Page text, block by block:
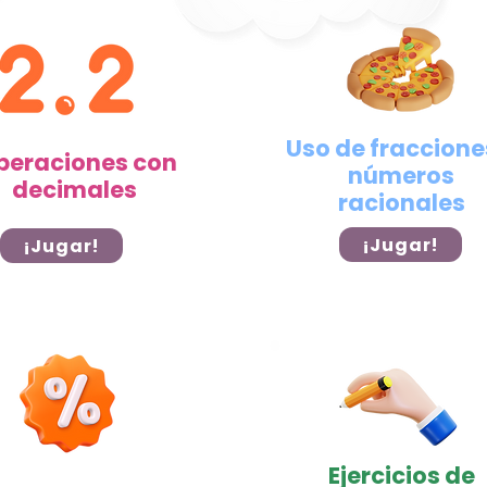
con
decimales
¡Jugar!
Uso de
números
racionales
¡Jugar!
Ejercicios de